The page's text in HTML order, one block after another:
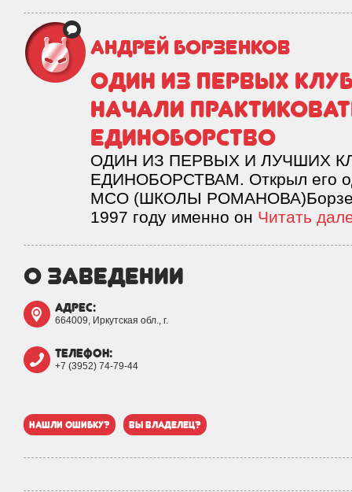
Андрей Борзенков
Один из первых
начали
единоборство
ОДИН ИЗ ПЕРВЫХ И ЛУЧШИХ
ЕДИНОБОРСТВАМ. Открыл его
МСО (ШКОЛЫ
1997 году именно он Читать
о заведении
адрес:
664009, Иркутская обл., г.
телефон:
+7 (3952) 74-79-44
нашли ошибку? вы владелец?